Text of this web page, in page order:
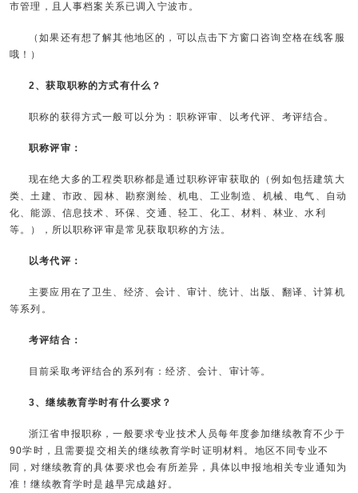
市管理，且人事档案关系已调入宁波市。
（如果还有想了解其他地区的，可以点击下方窗口咨询空格在线客服
哦！）
2、获取职称的方式有什么？
职称的获得方式一般可以分为：职称评审、以考代评、考评结合。
职称评审：
现在绝大多的工程类职称都是通过职称评审获取的（例如包括建筑大
类、土建、市政、园林、勘察测绘、机电、工业制造、机械、电气、自动
化、能源、信息技术、环保、交通、轻工、化工、材料、林业、水利
等。），所以职称评审是常见获取职称的方法。
以考代评：
主要应用在了卫生、经济、会计、审计、统计、出版、翻译、计算机
等系列。
考评结合：
目前采取考评结合的系列有：经济、会计、审计等。
3、继续教育学时有什么要求？
浙江省申报职称，一般要求专业技术人员每年度参加继续教育不少于
90学时，且需要提交相关的继续教育学时证明材料。地区不同专业不
同，对继续教育的具体要求也会有所差异，具体以申报地相关专业通知为
准！继续教育学时是越早完成越好。